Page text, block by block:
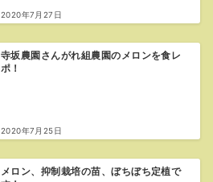
2020年7月27日
寺坂農園さんがれ組農園のメロンを食レ
ポ！
2020年7月25日
メロン、抑制栽培の苗、ぼちぼち定植で